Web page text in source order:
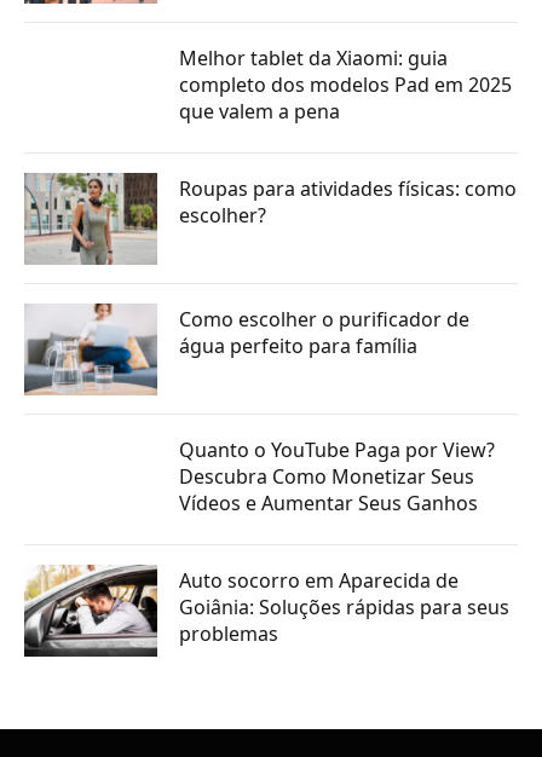
Melhor tablet da Xiaomi: guia
completo dos modelos Pad em 2025
que valem a pena
Roupas para atividades físicas: como
escolher?
Como escolher o purificador de
água perfeito para família
Quanto o YouTube Paga por View?
Descubra Como Monetizar Seus
Vídeos e Aumentar Seus Ganhos
Auto socorro em Aparecida de
Goiânia: Soluções rápidas para seus
problemas